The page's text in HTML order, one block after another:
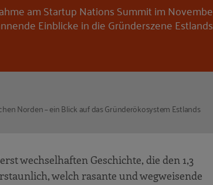
am Startup Nations Summit im
Einblicke in die Gründerszene Estlands
Norden – ein Blick auf das Gründerökosystem Estlands
wechselhaften Geschichte, die den 1,3
welch rasante und wegweisende